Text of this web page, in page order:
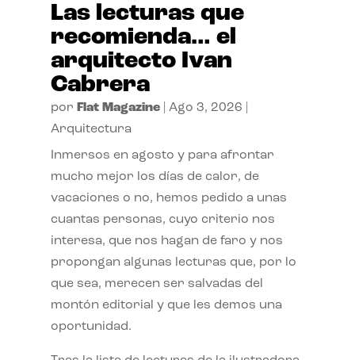
Las lecturas que
recomienda… el
arquitecto Ivan
Cabrera
por Flat Magazine| Ago 3, 2026
Arquitectura
Inmersos en agosto y para afrontar
mucho mejor los días de calor, de
vacaciones o no, hemos pedido a unas
cuantas personas, cuyo criterio nos
interesa, que nos hagan de faro y nos
propongan algunas lecturas que, por lo
que sea, merecen ser salvadas del
montón editorial y que les demos una
oportunidad.